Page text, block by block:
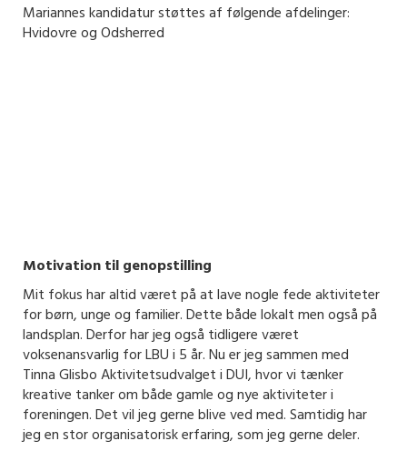
Mariannes kandidatur støttes af følgende afdelinger:
Hvidovre og Odsherred
Motivation til genopstilling
Mit fokus har altid været på at lave nogle fede aktiviteter
for børn, unge og familier. Dette både lokalt men også på
landsplan. Derfor har jeg også tidligere været
voksenansvarlig for LBU i 5 år. Nu er jeg sammen med
Tinna Glisbo Aktivitetsudvalget i DUI, hvor vi tænker
kreative tanker om både gamle og nye aktiviteter i
foreningen. Det vil jeg gerne blive ved med. Samtidig har
jeg en stor organisatorisk erfaring, som jeg gerne deler.